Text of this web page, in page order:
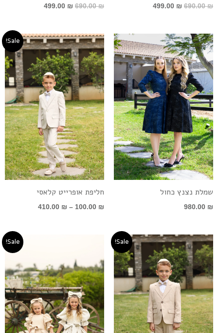
690.00₪
499.00 ₪
690.00₪
499.00 ₪
שמלת נצנץ כחול
980.00 ₪
Sale!
חליפת אופרייט קלאסי
100.00 ₪
–
410.00 ₪
טווח
מחירים:
עד
Sale!
טווח
מחירים:
עד
Sale!
מחירים:
עד